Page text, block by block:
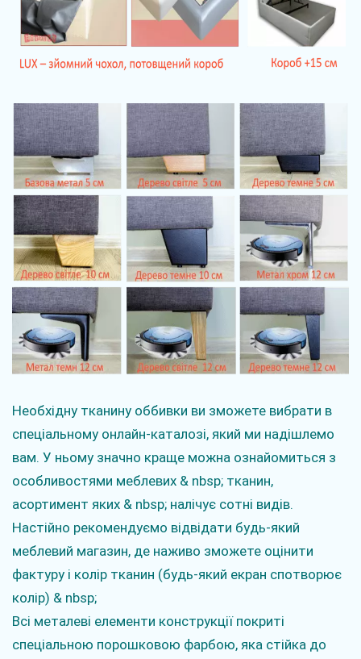
Необхідну тканину оббивки ви зможете вибрати в
спеціальному онлайн-каталозі, який ми надішлемо
вам. У ньому значно краще можна ознайомиться з
особливостями меблевих & nbsp; тканин,
асортимент яких & nbsp; налічує сотні видів.
Настійно рекомендуємо відвідати будь-який
меблевий магазин, де наживо зможете оцінити
фактуру і колір тканин (будь-який екран спотворює
колір) & nbsp;
Всі металеві елементи конструкції покриті
спеціальною порошковою фарбою, яка стійка до